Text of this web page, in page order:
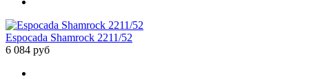
Espocada Shamrock 2211/52
6 084 руб